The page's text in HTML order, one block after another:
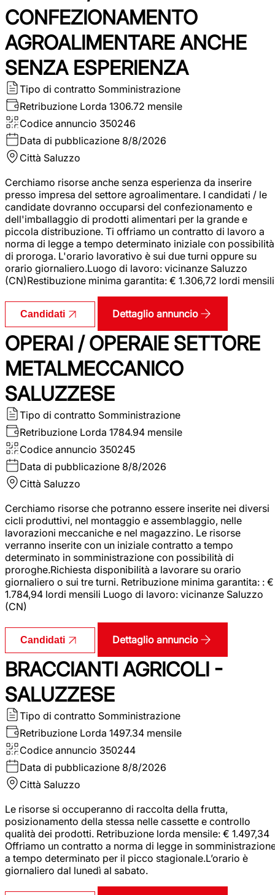
CONFEZIONAMENTO
AGROALIMENTARE ANCHE
SENZA ESPERIENZA
Tipo di contratto Somministrazione
Retribuzione Lorda 1306.72 mensile
Codice annuncio 350246
Data di pubblicazione 8/8/2026
Città Saluzzo
Cerchiamo risorse anche senza esperienza da inserire
presso impresa del settore agroalimentare. I candidati / le
candidate dovranno occuparsi del confezionamento e
dell'imballaggio di prodotti alimentari per la grande e
piccola distribuzione. Ti offriamo un contratto di lavoro a
norma di legge a tempo determinato iniziale con possibilità
di proroga. L'orario lavorativo è sui due turni oppure su
orario giornaliero.Luogo di lavoro: vicinanze Saluzzo
(CN)Restibuzione minima garantita: € 1.306,72 lordi mensili
Candidati Dettaglio annuncio
OPERAI / OPERAIE SETTORE
METALMECCANICO
SALUZZESE
Tipo di contratto Somministrazione
Retribuzione Lorda 1784.94 mensile
Codice annuncio 350245
Data di pubblicazione 8/8/2026
Città Saluzzo
Cerchiamo risorse che potranno essere inserite nei diversi
cicli produttivi, nel montaggio e assemblaggio, nelle
lavorazioni meccaniche e nel magazzino. Le risorse
verranno inserite con un iniziale contratto a tempo
determinato in somministrazione con possibilità di
proroghe.Richiesta disponibilità a lavorare su orario
giornaliero o sui tre turni. Retribuzione minima garantita: : €
1.784,94 lordi mensili Luogo di lavoro: vicinanze Saluzzo
(CN)
Candidati Dettaglio annuncio
BRACCIANTI AGRICOLI -
SALUZZESE
Tipo di contratto Somministrazione
Retribuzione Lorda 1497.34 mensile
Codice annuncio 350244
Data di pubblicazione 8/8/2026
Città Saluzzo
Le risorse si occuperanno di raccolta della frutta,
posizionamento della stessa nelle cassette e controllo
qualità dei prodotti. Retribuzione lorda mensile: € 1.497,34
Offriamo un contratto a norma di legge in
a tempo determinato per il picco stagionale.L’orario è
giornaliero dal lunedì al sabato.